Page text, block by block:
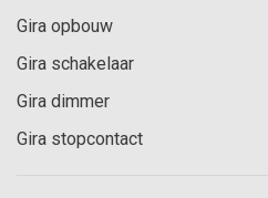
Gira opbouw
Gira schakelaar
Gira dimmer
Gira stopcontact